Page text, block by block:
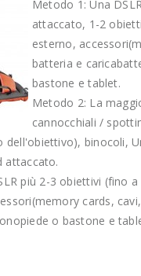
Metodo 1: Una
attaccato, 1-2
esterno,
batteria e
bastone e tablet.
Metodo 2: La
cannocchiali /
dell'obiettivo), binocoli,
attaccato.
più 2-3 obiettivi (fino
cards,
o bastone e